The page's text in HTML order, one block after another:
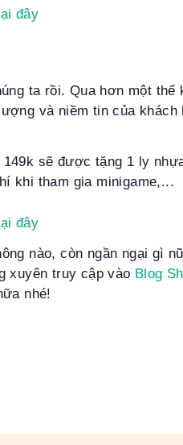
đây
ta rồi. Qua hơn một thế
và niềm tin của khách
sẽ được tặng 1 ly
khi tham gia minigame,...
đây
nào, còn ngần ngại gì
xuyên truy cập vào Blog
nhé!